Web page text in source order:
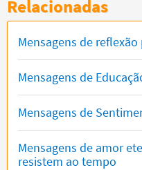
Relacionadas
Mensagens de
Mensagens de
Mensagens de
Mensagens de amor
resistem ao tempo